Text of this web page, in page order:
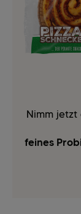
Nimm
feines